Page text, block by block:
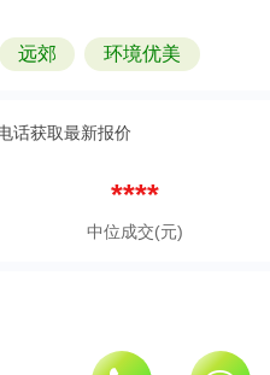
远郊 环境优美
话获取最新报价
****
中位成交(元)